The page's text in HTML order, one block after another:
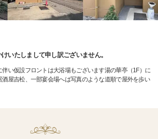
いたしまして申し訳ございません。
い仮設フロントは大浴場もございます湯の華亭（1F）に
屋吉松、一部宴会場へは写真のような道順で屋外を歩い